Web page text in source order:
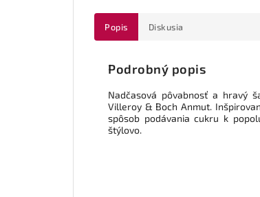
Popis Diskusia
Podrobný popis
Nadčasová pôvabnosť a hravý
Villeroy & Boch Anmut.
spôsob podávania cukru k
štýlovo.